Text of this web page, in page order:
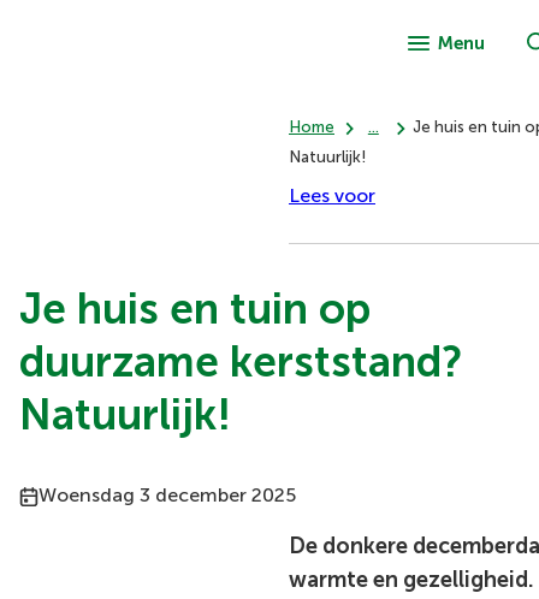
Menu
Home ...
Je huis en tuin
Natuurlijk!
Lees voor
Je huis en tuin op
duurzame kerststand?
Natuurlijk!
Publicatiedatum:
Woensdag 3 december 2025
De donkere
warmte en